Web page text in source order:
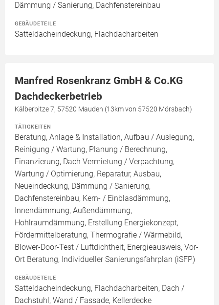
Dämmung / Sanierung, Dachfenstereinbau
GEBÄUDETEILE
Satteldacheindeckung, Flachdacharbeiten
Manfred Rosenkranz GmbH & Co.KG
Dachdeckerbetrieb
Kälberbitze 7, 57520 Mauden (13km von 57520 Mörsbach)
TÄTIGKEITEN
Beratung, Anlage & Installation, Aufbau / Auslegung,
Reinigung / Wartung, Planung / Berechnung,
Finanzierung, Dach Vermietung / Verpachtung,
Wartung / Optimierung, Reparatur, Ausbau,
Neueindeckung, Dämmung / Sanierung,
Dachfenstereinbau, Kern- / Einblasdämmung,
Innendämmung, Außendämmung,
Hohlraumdämmung, Erstellung Energiekonzept,
Fördermittelberatung, Thermografie / Wärmebild,
Blower-Door-Test / Luftdichtheit, Energieausweis, Vor-
Ort Beratung, Individueller Sanierungsfahrplan (iSFP)
GEBÄUDETEILE
Satteldacheindeckung, Flachdacharbeiten, Dach /
Dachstuhl, Wand / Fassade, Kellerdecke